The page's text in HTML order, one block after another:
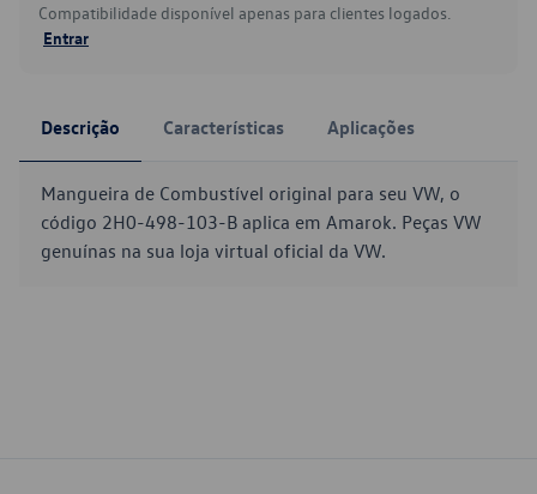
Compatibilidade disponível apenas para clientes logados.
Entrar
Descrição Características Aplicações
Mangueira de Combustível original para seu VW, o
código 2H0-498-103-B aplica em Amarok. Peças VW
genuínas na sua loja virtual oficial da VW.